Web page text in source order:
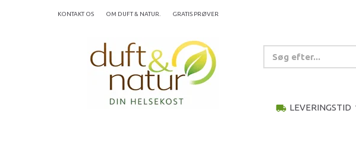
KONTAKT OS OM DUFT & NATUR. GRATIS PRØVER
local_shipping LEVERINGSTID